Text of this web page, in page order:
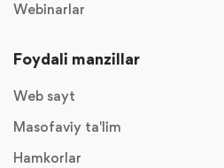
Webinarlar
Foydali manzillar
Web sayt
Masofaviy ta'lim
Hamkorlar